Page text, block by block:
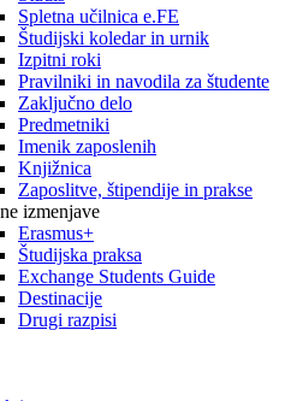
Spletna učilnica e.FE
Študijski koledar in urnik
Izpitni roki
Pravilniki in navodila za študente
Zaključno delo
Predmetniki
Imenik zaposlenih
Knjižnica
Zaposlitve, štipendije in prakse
izmenjave
Erasmus+
Študijska praksa
Exchange Students Guide
Destinacije
Drugi razpisi